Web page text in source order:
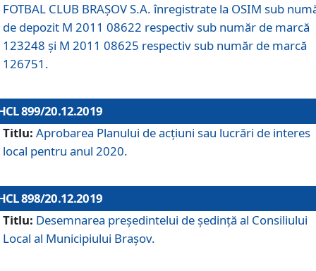
FOTBAL CLUB BRAȘOV S.A. înregistrate la OSIM sub
de depozit M 2011 08622 respectiv sub număr de marcă
123248 și M 2011 08625 respectiv sub număr de marcă
126751.
899/20.12.2019
Titlu: Aprobarea Planului de acţiuni sau lucrări de interes
local pentru anul 2020.
898/20.12.2019
Titlu: Desemnarea preşedintelui de şedinţă al Consiliului
Local al Municipiului Braşov.